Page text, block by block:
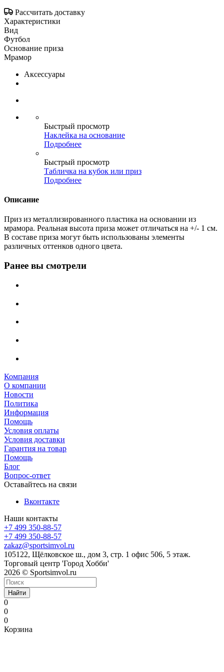
Рассчитать доставку
Характеристики
Вид
Футбол
Основание приза
Мрамор
Аксессуары
Быстрый просмотр
Наклейка на основание
Подробнее
Быстрый просмотр
Табличка на кубок или приз
Подробнее
Описание
Приз из металлизированного пластика на основании из
мрамора. Реальная высота приза может отличаться на +/- 1 см.
В составе приза могут быть использованы элементы
различных оттенков одного цвета.
Ранее вы смотрели
Компания
О компании
Новости
Политика
Информация
Помощь
Условия оплаты
Условия доставки
Гарантия на товар
Помощь
Блог
Вопрос-ответ
Оставайтесь на связи
Вконтакте
Наши контакты
+7 499 350-88-57
+7 499 350-88-57
zakaz@sportsimvol.ru
105122, Щёлковское ш., дом 3, стр. 1 офис 506, 5 этаж.
Торговый центр 'Город Хобби'
2026 © Sportsimvol.ru
Найти
0
0
0
Корзина